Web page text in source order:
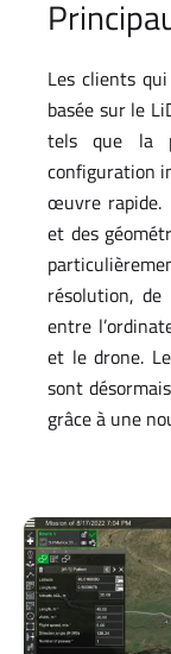
Les clients
basée sur le
tels que la
configuration
œuvre rapide.
et des
résolution, de
entre
et le drone.
sont
grâce à une